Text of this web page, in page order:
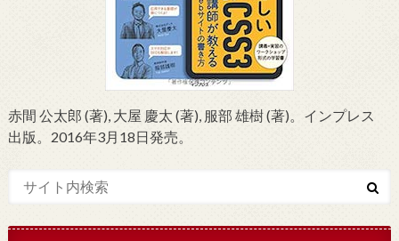
赤間 公太郎 (著), 大屋 慶太 (著), 服部 雄樹 (著)。インプレス
出版。2016年3月18日発売。